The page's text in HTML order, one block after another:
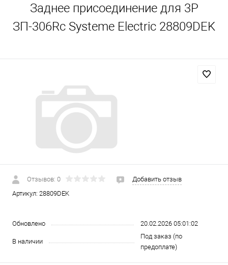
Заднее присоединение для 3Р
ЗП-306Rc Systeme Electric 28809DEK
Отзывов: 0
Добавить отзыв
Артикул: 28809DEK
Обновлено 20.02.2026 05:01:02
В наличии
Под заказ (по
предоплате)